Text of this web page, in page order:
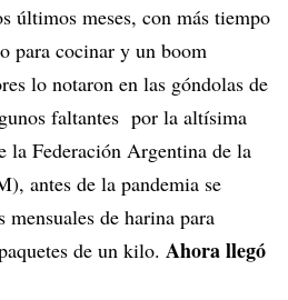
últimos meses, con más tiempo
para cocinar y un boom
lo notaron en las góndolas de
faltantes por la altísima
la Federación Argentina de la
antes de la pandemia se
de harina para
de un kilo. Ahora llegó